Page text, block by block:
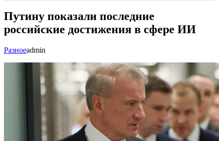
Путину показали последние
российские достижения в сфере ИИ
Разноеadmin